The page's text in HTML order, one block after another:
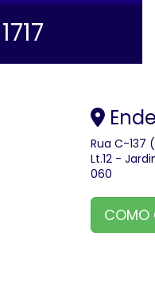
Rua C-137
Lt.12 -
060
COMO